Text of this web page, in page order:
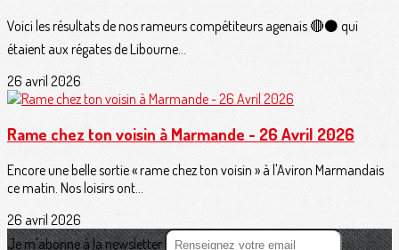
Voici les résultats de nos rameurs compétiteurs agenais 🔴⚫️ qui
étaient aux régates de Libourne...
26 avril 2026
Rame chez ton voisin à Marmande - 26 Avril 2026
Encore une belle sortie « rame chez ton voisin » à l'Aviron Marmandais
ce matin. Nos loisirs ont...
26 avril 2026
Je m'abonne à la newsletter